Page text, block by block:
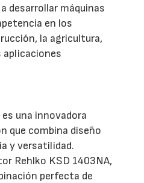
desarrollar máquinas
en los
la agricultura,
aplicaciones
es una innovadora
que combina diseño
y versatilidad.
Rehlko KSD 1403NA,
perfecta de